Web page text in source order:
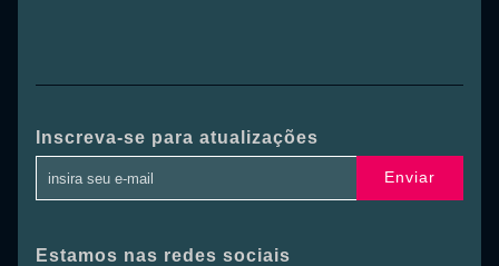
Inscreva-se para atualizações
Enviar
Estamos nas redes sociais